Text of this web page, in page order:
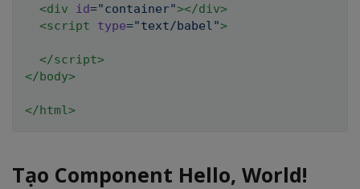
<div id="container"></div>
<script type="text/babel">
</script>
</body>
</html>
Tạo Component Hello, World!